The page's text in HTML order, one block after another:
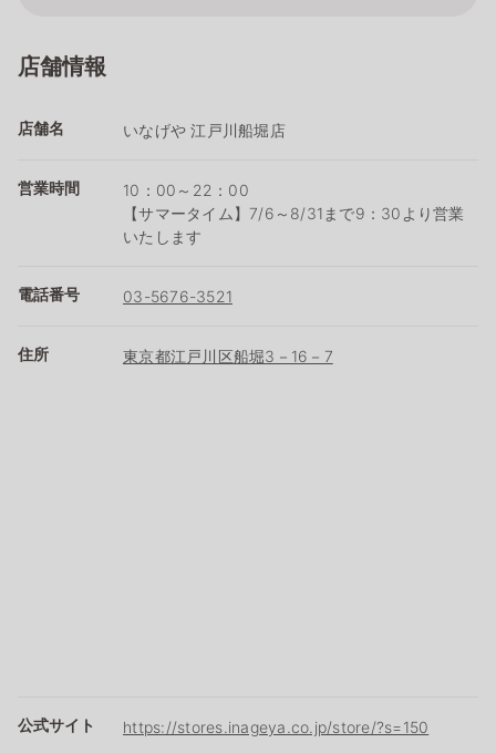
店舗情報
店舗名 いなげや 江戸川船堀店
営業時間
10：00～22：00
【サマータイム】7/6～8/31まで9：30より営業
いたします
電話番号 03-5676-3521
住所 東京都江戸川区船堀3－16－7
公式サイト https://stores.inageya.co.jp/store/?s=150